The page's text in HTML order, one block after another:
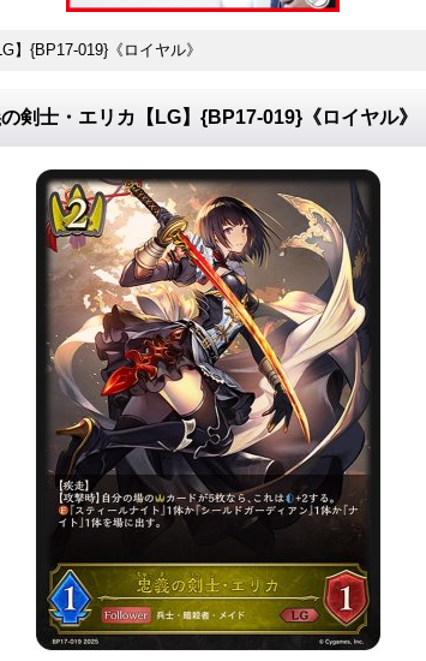
】{BP17-019}《ロイヤル》
剣士・エリカ【LG】{BP17-019}《ロイヤル》